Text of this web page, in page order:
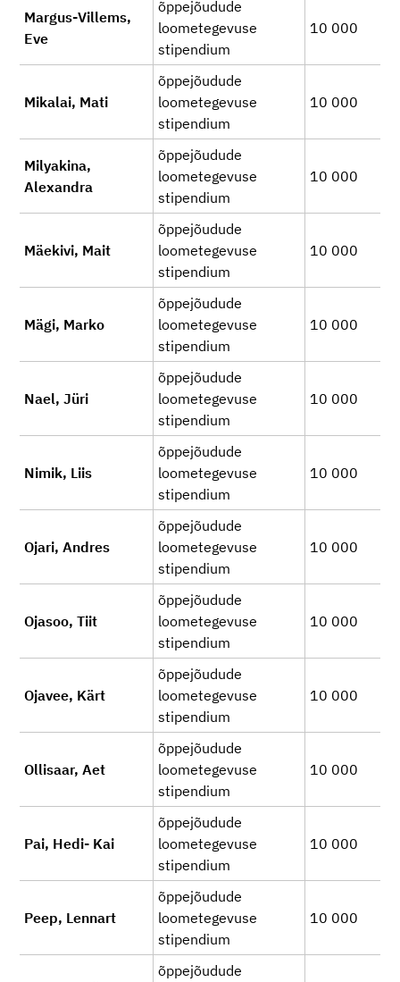
Margus-Villems,
Eve
õppejõudude
loometegevuse
stipendium
10 000
Mikalai, Mati
õppejõudude
loometegevuse
stipendium
10 000
Milyakina,
Alexandra
õppejõudude
loometegevuse
stipendium
10 000
Mäekivi, Mait
õppejõudude
loometegevuse
stipendium
10 000
Mägi, Marko
õppejõudude
loometegevuse
stipendium
10 000
Nael, Jüri
õppejõudude
loometegevuse
stipendium
10 000
Nimik, Liis
õppejõudude
loometegevuse
stipendium
10 000
Ojari, Andres
õppejõudude
loometegevuse
stipendium
10 000
Ojasoo, Tiit
õppejõudude
loometegevuse
stipendium
10 000
Ojavee, Kärt
õppejõudude
loometegevuse
stipendium
10 000
Ollisaar, Aet
õppejõudude
loometegevuse
stipendium
10 000
Pai, Hedi- Kai
õppejõudude
loometegevuse
stipendium
10 000
Peep, Lennart
õppejõudude
loometegevuse
stipendium
10 000
õppejõudude